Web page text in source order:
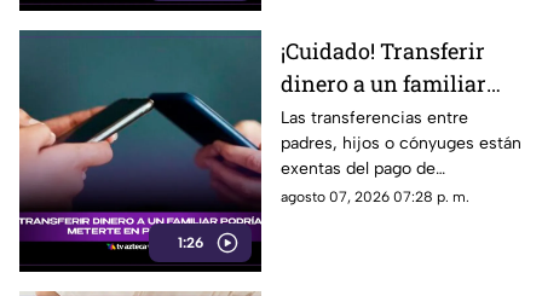
1:26
¡Cuidado! Transferir
dinero a un familiar
podría meterte en
problemas; esto se sabe
Las transferencias entre
padres, hijos o cónyuges están
exentas del pago de
impuestos, siempre que se
agosto 07, 2026 07:28 p. m.